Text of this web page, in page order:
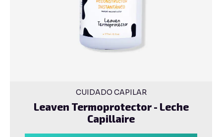
CUIDADO CAPILAR
Leaven Termoprotector - Leche
Capillaire